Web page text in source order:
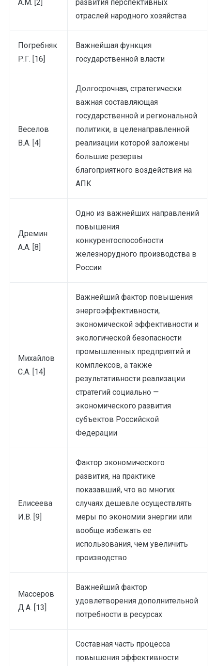
А.М. [2]
развития перспективных
отраслей народного хозяйства
Погребняк
Р.Г. [16]
Важнейшая функция
государственной власти
Веселов
В.А. [4]
Долгосрочная, стратегически
важная составляющая
государственной и региональной
политики, в целенаправленной
реализации которой заложены
большие резервы
благоприятного воздействия на
АПК
Дремин
А.А. [8]
Одно из важнейших направлений
повышения
конкурентоспособности
железнорудного производства в
России
Михайлов
С.А. [14]
Важнейший фактор повышения
энергоэффективности,
экономической эффективности и
экологической безопасности
промышленных предприятий и
комплексов, а также
результативности реализации
стратегий социально —
экономического развития
субъектов Российской
Федерации
Елисеева
И.В. [9]
Фактор экономического
развития, на практике
показавший, что во многих
случаях дешевле осуществлять
меры по экономии энергии или
вообще избежать ее
использования, чем увеличить
производство
Массеров
Д.А. [13]
Важнейший фактор
удовлетворения дополнительной
потребности в ресурсах
Составная часть процесса
повышения эффективности